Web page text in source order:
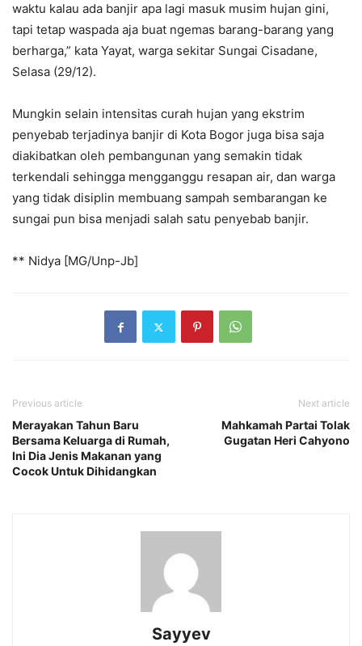
waktu kalau ada banjir apa lagi masuk musim hujan gini,
tapi tetap waspada aja buat ngemas barang-barang yang
berharga,” kata Yayat, warga sekitar Sungai Cisadane,
Selasa (29/12).
Mungkin selain intensitas curah hujan yang ekstrim
penyebab terjadinya banjir di Kota Bogor juga bisa saja
diakibatkan oleh pembangunan yang semakin tidak
terkendali sehingga mengganggu resapan air, dan warga
yang tidak disiplin membuang sampah sembarangan ke
sungai pun bisa menjadi salah satu penyebab banjir.
** Nidya [MG/Unp-Jb]
Previous article
Merayakan Tahun Baru
Bersama Keluarga di Rumah,
Ini Dia Jenis Makanan yang
Cocok Untuk Dihidangkan
Next article
Mahkamah Partai Tolak
Gugatan Heri Cahyono
Sayyev